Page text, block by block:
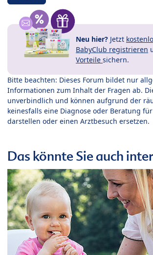
Neu hier? Jetzt
BabyClub registrieren
Vorteile sichern.
Bitte beachten: Dieses Forum bildet nur
Informationen zum Inhalt der Fragen ab.
unverbindlich und können aufgrund der
keinesfalls eine Diagnose oder Beratung
darstellen oder einen Arztbesuch ersetzen.
Das könnte Sie auch